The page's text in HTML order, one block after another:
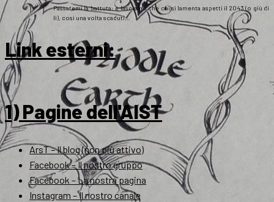
Passatemi la battuta: e lasciamo che chi si lamenta aspetti il 2043 (o giù di
lì), così una volta scaduti…
Link esterni:
1) Pagine dell'AIST
ArsT – Il blog (non più attivo)
Facebook – Il nostro gruppo
Facebook – La nostra pagina
Instagram – Il nostro canale